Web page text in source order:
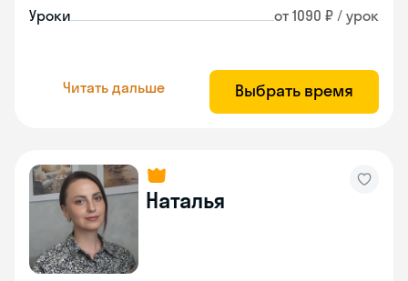
Уроки от 1090 ₽ / урок
Читать дальше Выбрать время
Наталья